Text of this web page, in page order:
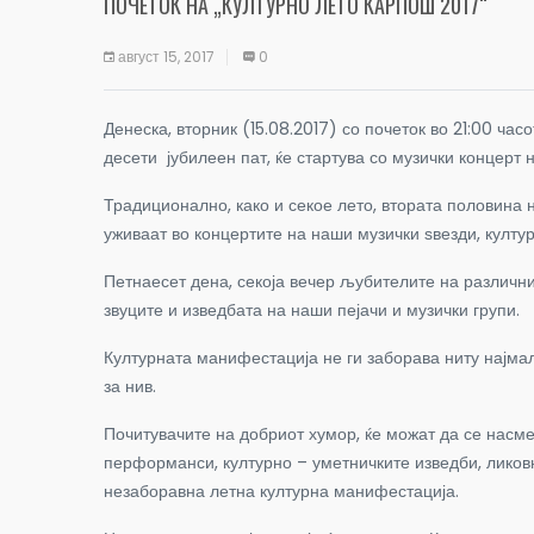
август 15, 2017 0
Денеска, вторник (15.08.2017) со почеток во 21:00
десети јубилеен пат, ќе стартува со музички
Традиционално, како и секое лето, втората
уживаат во концертите на наши музички ѕвезди,
Петнаесет дена, секоја вечер љубителите на
звуците и изведбата на наши пејачи и музички групи.
Културната манифестација не ги заборава ниту
за нив.
Почитувачите на добриот хумор, ќе можат да се
перформанси, културно – уметничките изведби,
незаборавна летна културна манифестација.